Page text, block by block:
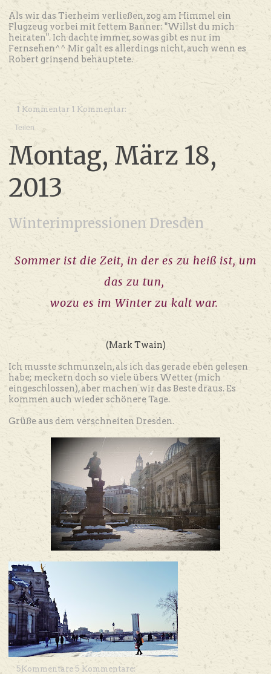
Als wir das Tierheim verließen, zog am Himmel ein
Flugzeug vorbei mit fettem Banner: "Willst du mich
heiraten". Ich dachte immer, sowas gibt es nur im
Fernsehen^^ Mir galt es allerdings nicht, auch wenn es
Robert grinsend behauptete.
1 Kommentar 1 Kommentar:
Teilen
Montag, März 18,
2013
Winterimpressionen Dresden
Sommer ist die Zeit, in der es zu heiß ist, um
das zu tun,
wozu es im Winter zu kalt war.
(Mark Twain)
Ich musste schmunzeln, als ich das gerade eben gelesen
habe; meckern doch so viele übers Wetter (mich
eingeschlossen), aber machen wir das Beste draus. Es
kommen auch wieder schönere Tage.
Grüße aus dem verschneiten Dresden.
5Kommentare 5 Kommentare: